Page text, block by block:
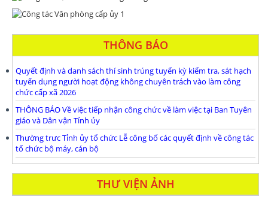
THÔNG BÁO
Quyết định và danh sách thí sinh trúng tuyển kỳ kiểm tra, sát hạch
tuyển dụng người hoạt động không chuyên trách vào làm công
chức cấp xã 2026
THÔNG BÁO Về việc tiếp nhận công chức về làm việc tại Ban Tuyên
giáo và Dân vận Tỉnh ủy
Thường trưc Tỉnh ủy tổ chức Lễ công bố các quyết định về công tác
tổ chức bộ máy, cán bộ
THƯ VIỆN ẢNH